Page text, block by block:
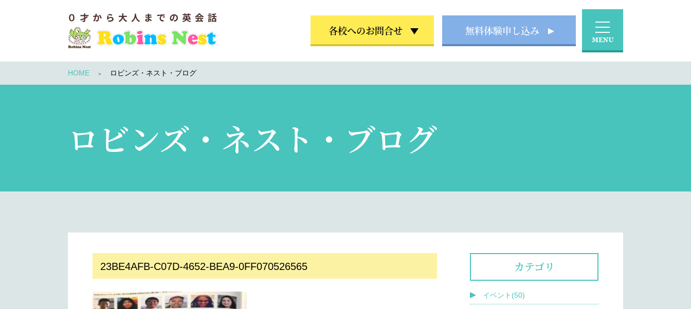
各校へのお問合せ 無料体験申し込み
HOME ロビンズ・ネスト・ブログ
ロビンズ・ネスト・ブログ
23BE4AFB-C07D-4652-BEA9-0FF070526565 カテゴリ
イベント(50)